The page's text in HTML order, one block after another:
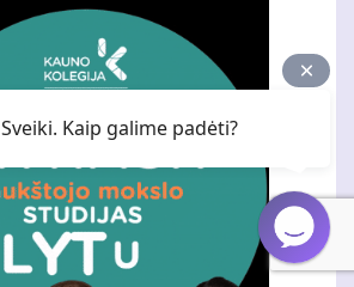
Sveiki. Kaip galime padėti?